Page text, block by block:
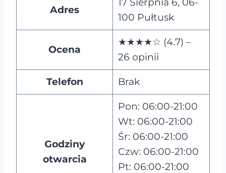
Adres
100 Pułtusk
Ocena
★★★★☆ (4.7) –
26 opinii
Telefon Brak
Godziny
otwarcia
Pon: 06:00-21:00
Wt: 06:00-21:00
Śr: 06:00-21:00
Czw: 06:00-21:00
Pt: 06:00-21:00